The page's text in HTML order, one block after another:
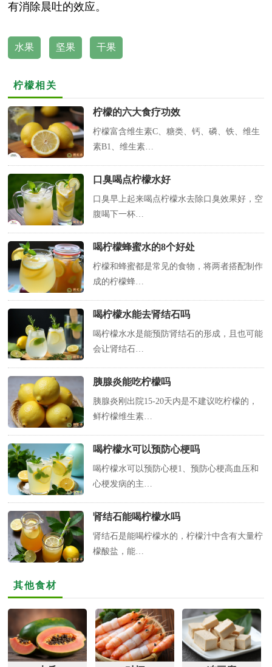
有消除晨吐的效应。
水果 坚果 干果
柠檬相关
柠檬的六大食疗功效
柠檬富含维生素C、糖类、钙、磷、铁、维生
素B1、维生素…
口臭喝点柠檬水好
口臭早上起来喝点柠檬水去除口臭效果好，空
腹喝下一杯…
喝柠檬蜂蜜水的8个好处
柠檬和蜂蜜都是常见的食物，将两者搭配制作
成的柠檬蜂…
喝柠檬水能去肾结石吗
喝柠檬水水是能预防肾结石的形成，且也可能
会让肾结石…
胰腺炎能吃柠檬吗
胰腺炎刚出院15-20天内是不建议吃柠檬的，
鲜柠檬维生素…
喝柠檬水可以预防心梗吗
喝柠檬水可以预防心梗1、预防心梗高血压和
心梗发病的主…
肾结石能喝柠檬水吗
肾结石是能喝柠檬水的，柠檬汁中含有大量柠
檬酸盐，能…
其他食材